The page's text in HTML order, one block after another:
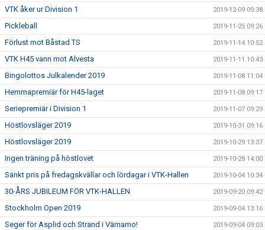
VTK åker ur Division 1 2019-12-09 09:38
Pickleball 2019-11-25 09:26
Förlust mot Båstad TS 2019-11-14 10:52
VTK H45 vann mot Alvesta 2019-11-11 10:43
Bingolottos Julkalender 2019 2019-11-08 11:04
Hemmapremiär för H45-laget 2019-11-08 09:17
Seriepremiär i Division 1 2019-11-07 09:29
Höstlovsläger 2019 2019-10-31 09:16
Höstlovsläger 2019 2019-10-29 13:37
Ingen träning på höstlovet 2019-10-28 14:00
Sänkt pris på fredagskvällar och lördagar i VTK-Hallen 2019-10-04 10:34
30-ÅRS JUBILEUM FÖR VTK-HALLEN 2019-09-20 09:42
Stockholm Open 2019 2019-09-04 13:16
Seger för Asplid och Strand i Värnamo! 2019-09-04 09:03